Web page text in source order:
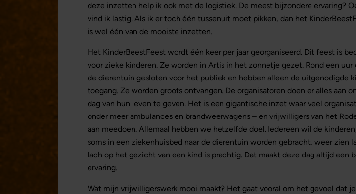
deze inzetten help ik ook met de logistiek. De meest bijzondere ervaring?
vind ik lastig. Als ik er toch één tussenuit moet pikken, dan het
is wel één van de mooiste inzetten.
Het KinderBeestFeest wordt één keer per jaar georganiseerd. Dit feest is
voor zieke kinderen. Ze worden in Artis in het zonnetje gezet. Rond een uur
de dierentuin gesloten voor het publiek en hebben alleen de uitgenodigde
toegang. Ze worden groots ontvangen. De organisatoren doen er alles aan
dag van hun leven te geven. Het is een gigantische inzet waar veel
onder meer ambulances en brandweerwagens – en vrijwilligers van het
aan meedoen. Allemaal hebben we hetzelfde doel. Iedereen wil de
soms in een ziekenhuisbed naar de dierentuin worden gebracht, weer zien
lach op het gezicht van een kind is prachtig. Dat maakt deze dag altijd een
ervaring.
Wat mijn vrijwilligerswerk mooi maakt? Het gaat vooral om het gevoel dat